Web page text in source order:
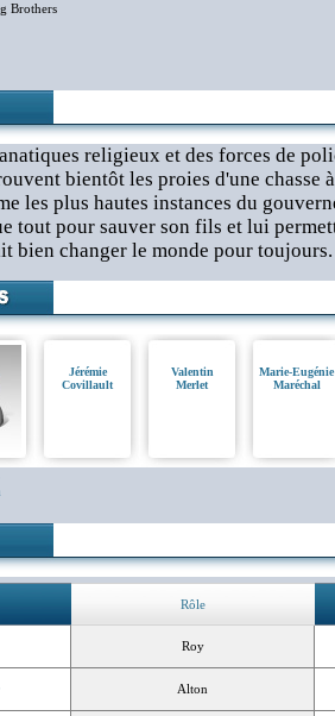
Brothers
religieux et des forces de
bientôt les proies d'une chasse
les plus hautes instances du
tout pour sauver son fils et lui
bien changer le monde pour toujours.
Jérémie
Covillault
Valentin
Merlet
Marie-Eugénie
Maréchal
Rôle
Roy
Alton